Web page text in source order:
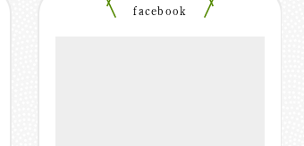
facebook